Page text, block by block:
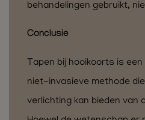
behandelingen gebruikt,
Conclusie
Tapen bij hooikoorts is
niet-invasieve methode
verlichting kan bieden van